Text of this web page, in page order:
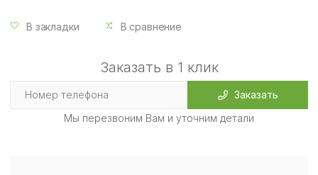
В закладки В сравнение
Заказать в 1 клик
Заказать
Мы перезвоним Вам и уточним детали